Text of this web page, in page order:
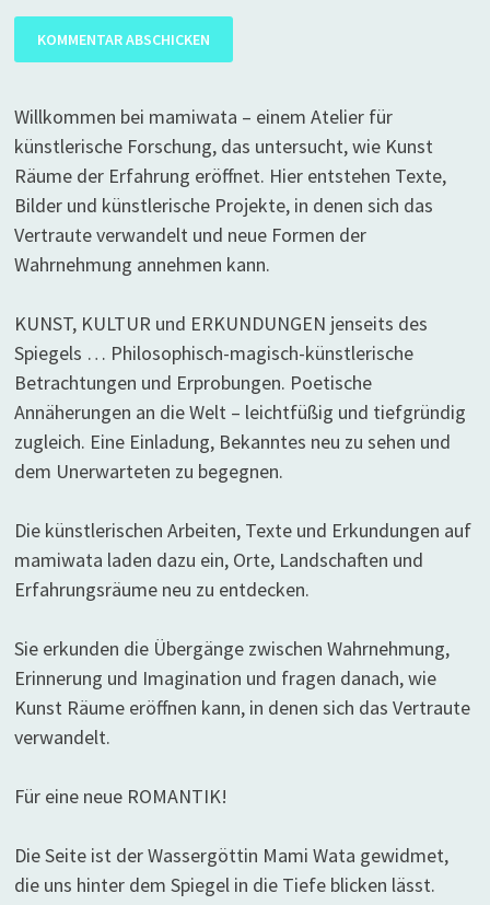
Willkommen bei mamiwata – einem Atelier für
künstlerische Forschung, das untersucht, wie Kunst
Räume der Erfahrung eröffnet. Hier entstehen Texte,
Bilder und künstlerische Projekte, in denen sich das
Vertraute verwandelt und neue Formen der
Wahrnehmung annehmen kann.
KUNST, KULTUR und ERKUNDUNGEN jenseits des
Spiegels … Philosophisch-magisch-künstlerische
Betrachtungen und Erprobungen. Poetische
Annäherungen an die Welt – leichtfüßig und tiefgründig
zugleich. Eine Einladung, Bekanntes neu zu sehen und
dem Unerwarteten zu begegnen.
Die künstlerischen Arbeiten, Texte und Erkundungen auf
mamiwata laden dazu ein, Orte, Landschaften und
Erfahrungsräume neu zu entdecken.
Sie erkunden die Übergänge zwischen Wahrnehmung,
Erinnerung und Imagination und fragen danach, wie
Kunst Räume eröffnen kann, in denen sich das Vertraute
verwandelt.
Für eine neue ROMANTIK!
Die Seite ist der Wassergöttin Mami Wata gewidmet,
die uns hinter dem Spiegel in die Tiefe blicken lässt.